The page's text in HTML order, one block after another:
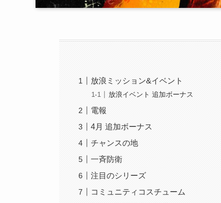
放浪ミッション&イベント
放浪イベント 追加ボーナス
電報
4月 追加ボーナス
チャンスの地
一斉防衛
注目のシリーズ
コミュニティコスチューム